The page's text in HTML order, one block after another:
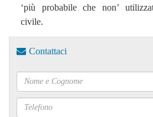
‘più probabile che non’
civile.
Contattaci